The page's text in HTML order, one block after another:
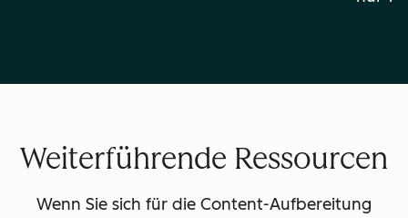
Weiterführende Ressourcen
Wenn Sie sich für die Content-Aufbereitung